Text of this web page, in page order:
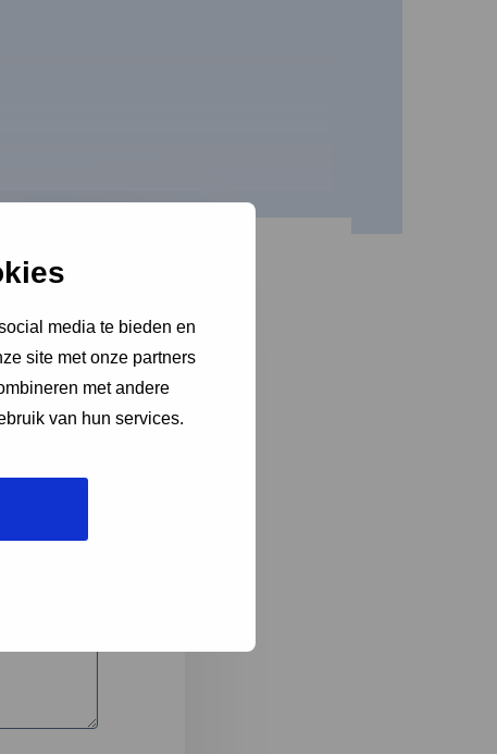
media te bieden en
site met onze partners
met andere
van hun services.
3